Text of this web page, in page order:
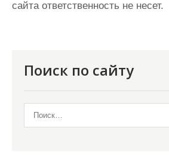
сайта ответственность не несет.
Поиск по сайту